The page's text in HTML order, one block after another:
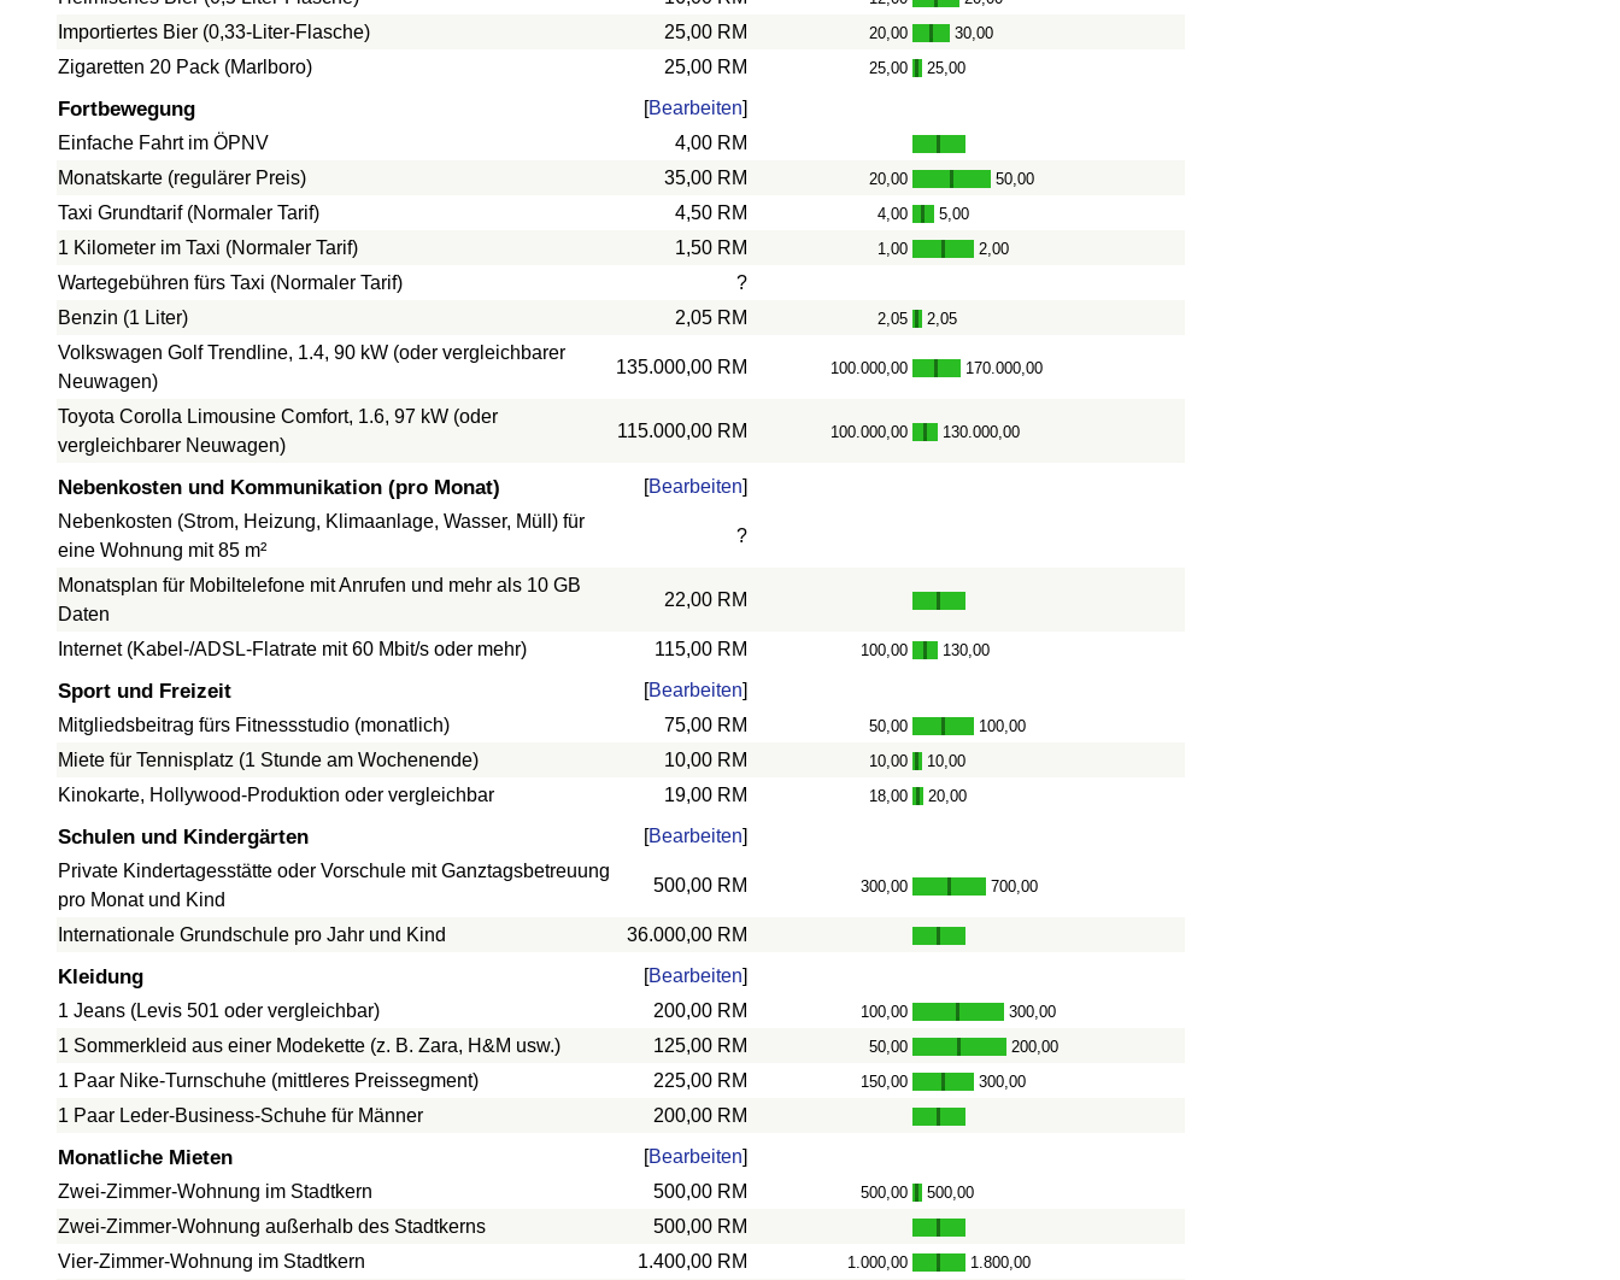
Importiertes Bier (0,33-Liter-Flasche) 25,00 RM 20,00 - 30,00
Zigaretten 20 Pack (Marlboro) 25,00 RM 25,00 - 25,00
Fortbewegung [Bearbeiten]
Einfache Fahrt im ÖPNV
4,00 RM
Monatskarte (regulärer Preis)
35,00 RM 20,00 - 50,00
Taxi Grundtarif (Normaler Tarif) 4,50 RM 4,00 - 5,00
1 Kilometer im Taxi (Normaler Tarif) 1,50 RM 1,00 - 2,00
Wartegebühren fürs Taxi (Normaler Tarif)
?
Benzin (1 Liter)
2,05 RM 2,05 - 2,05
Volkswagen Golf Trendline, 1.4, 90 kW (oder vergleichbarer
Neuwagen)
135.000,00 RM 100.000,00 - 170.000,00
Toyota Corolla Limousine Comfort, 1.6, 97 kW (oder
vergleichbarer Neuwagen)
115.000,00 RM 100.000,00 - 130.000,00
Nebenkosten und Kommunikation (pro Monat) [Bearbeiten]
Nebenkosten (Strom, Heizung, Klimaanlage, Wasser, Müll) für
eine Wohnung mit 85 m²
?
Monatsplan für Mobiltelefone mit Anrufen und mehr als 10 GB
Daten
22,00 RM
Internet (Kabel-/ADSL-Flatrate mit 60 Mbit/s oder mehr) 115,00 RM 100,00 - 130,00
Sport und Freizeit [Bearbeiten]
Mitgliedsbeitrag fürs Fitnessstudio (monatlich)
75,00 RM 50,00 - 100,00
Miete für Tennisplatz (1 Stunde am Wochenende) 10,00 RM 10,00 - 10,00
Kinokarte, Hollywood-Produktion oder vergleichbar 19,00 RM 18,00 - 20,00
Schulen und Kindergärten [Bearbeiten]
Private Kindertagesstätte oder Vorschule mit Ganztagsbetreuung
pro Monat und Kind
500,00 RM 300,00 - 700,00
Internationale Grundschule pro Jahr und Kind 36.000,00 RM
Kleidung [Bearbeiten]
1 Jeans (Levis 501 oder vergleichbar)
200,00 RM 100,00 - 300,00
1 Sommerkleid aus einer Modekette (z. B. Zara, H&M usw.) 125,00 RM 50,00 - 200,00
1 Paar Nike-Turnschuhe (mittleres Preissegment) 225,00 RM 150,00 - 300,00
1 Paar Leder-Business-Schuhe für Männer 200,00 RM
Monatliche Mieten [Bearbeiten]
Zwei-Zimmer-Wohnung im Stadtkern
500,00 RM 500,00 - 500,00
Zwei-Zimmer-Wohnung außerhalb des Stadtkerns
500,00 RM
Vier-Zimmer-Wohnung im Stadtkern
1.400,00 RM 1.000,00 - 1.800,00